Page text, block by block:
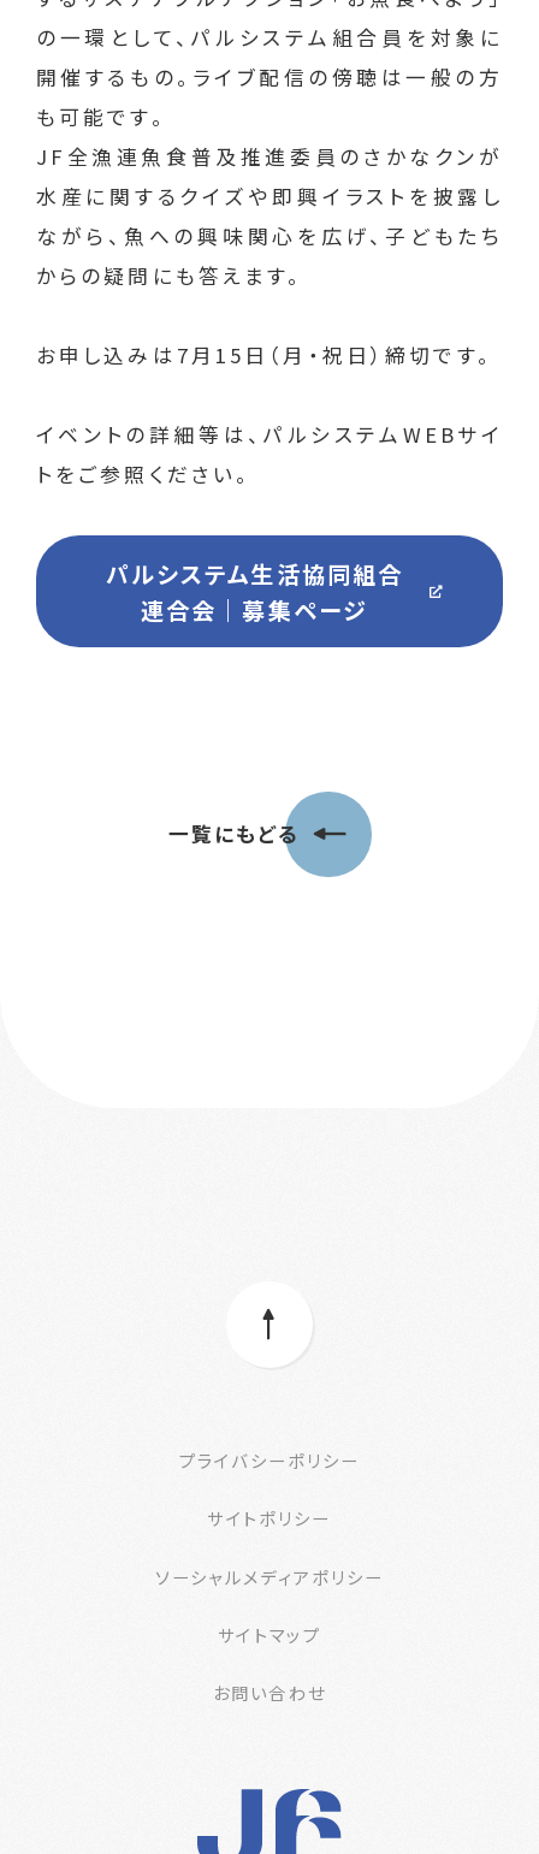
の一環として、パルシステム組合員を対象に
開催するもの。ライブ配信の傍聴は一般の方
も可能です。
JF全漁連魚食普及推進委員のさかなクンが
水産に関するクイズや即興イラストを披露し
ながら、魚への興味関心を広げ、子どもたち
からの疑問にも答えます。
お申し込みは7月15日（月・祝日）締切です。
イベントの詳細等は、パルシステムWEBサイ
トをご参照ください。
パルシステム生活協同組合
連合会｜募集ページ
一覧にもどる
プライバシーポリシー
サイトポリシー
ソーシャルメディアポリシー
サイトマップ
お問い合わせ